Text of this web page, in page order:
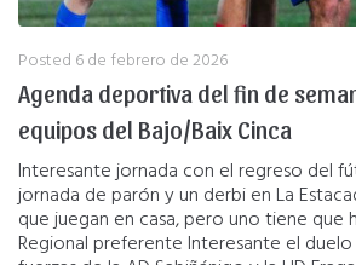
Posted 6 de febrero de 2026
Agenda deportiva del fin de
equipos del Bajo/Baix Cinca
Interesante jornada con el regreso del
jornada de parón y un derbi en La
que juegan en casa, pero uno tiene que
Regional preferente Interesante el